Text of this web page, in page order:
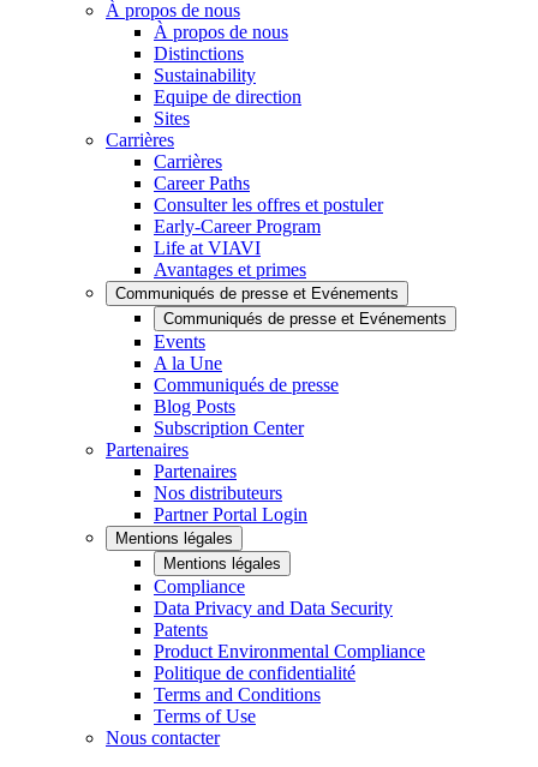
À propos de nous
À propos de nous
Distinctions
Sustainability
Equipe de direction
Sites
Carrières
Carrières
Career Paths
Consulter les offres et postuler
Early-Career Program
Life at VIAVI
Avantages et primes
Communiqués de presse et Evénements
Communiqués de presse et Evénements
Events
A la Une
Communiqués de presse
Blog Posts
Subscription Center
Partenaires
Partenaires
Nos distributeurs
Partner Portal Login
Mentions légales
Mentions légales
Compliance
Data Privacy and Data Security
Patents
Product Environmental Compliance
Politique de confidentialité
Terms and Conditions
Terms of Use
Nous contacter